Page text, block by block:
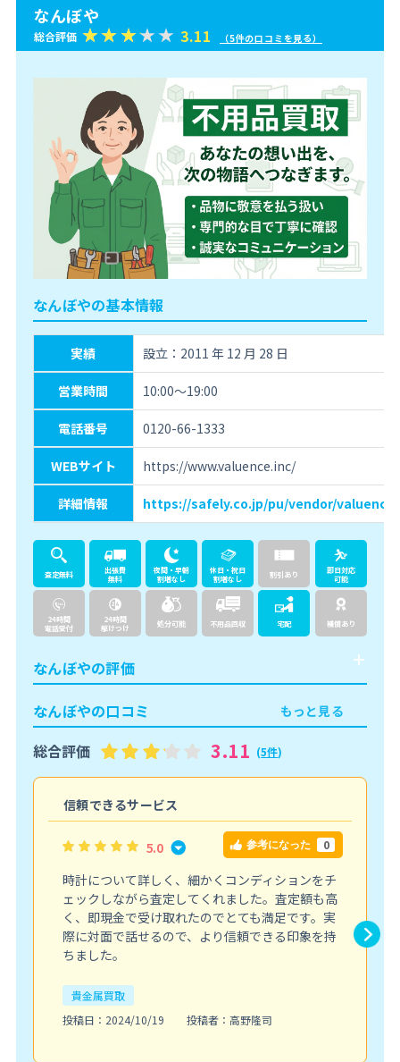
なんぼや
総合評価 3.11 （5件の口コミを見る）
なんぼやの基本情報
実績 設立：2011 年 12 月 28 日
営業時間 10:00〜19:00
電話番号 0120-66-1333
WEBサイト https://www.valuence.inc/
詳細情報 https://safely.co.jp/pu/vendor/
査定無料
出張費
無料
夜間・早朝
割増なし
休日・祝日
割増なし
割引あり
即日対応
可能
24時間
電話受付
24時間
駆けつけ
処分可能 不用品回収 宅配 補償あり
なんぼやの評価
なんぼやの口コミ
もっと見る
総合評価 3.11 (5件)
信頼できるサービス
5.0 参考になった 0
時計について詳しく、細かくコンディションをチ
ェックしながら査定してくれました。査定額も高
く、即現金で受け取れたのでとても満足です。実
際に対面で話せるので、より信頼できる印象を持
ちました。
貴金属買取
投稿日：2024/10/19
投稿者：高野隆司